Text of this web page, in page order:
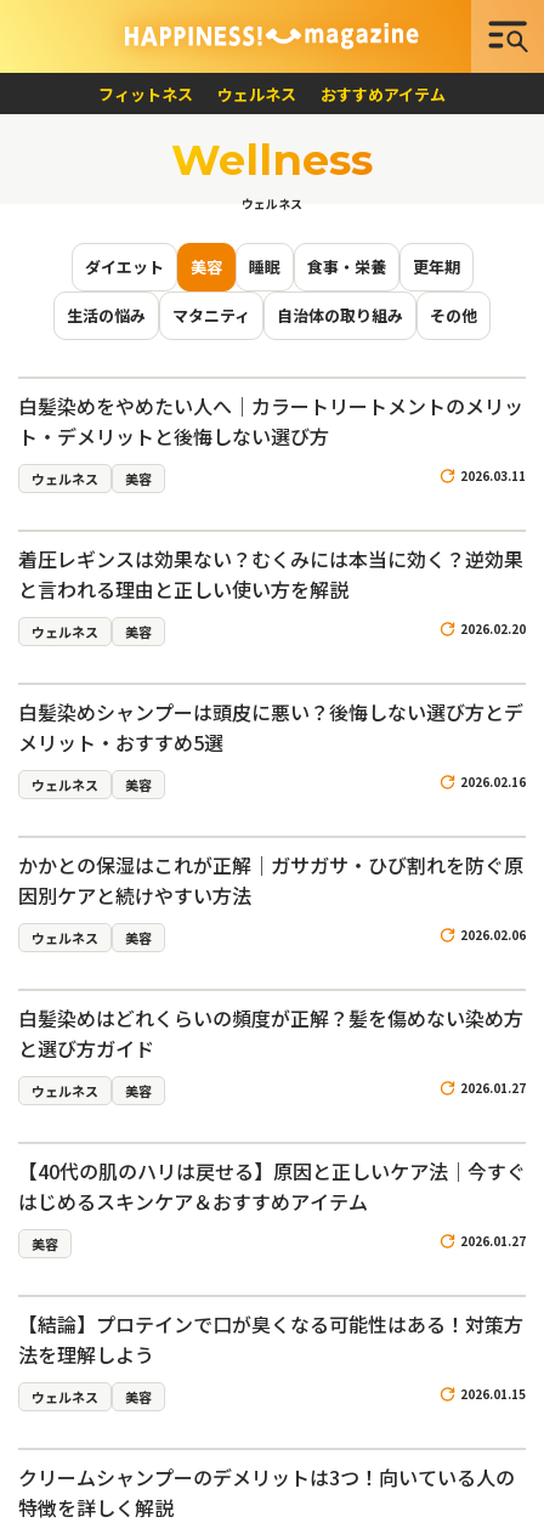
フィットネス ウェルネス おすすめアイテム
Wellness
ウェルネス
ダイエット 美容 睡眠 食事・栄養 更年期
生活の悩み マタニティ 自治体の取り組み その他
白髪染めをやめたい人へ｜カラートリートメントのメリッ
ト・デメリットと後悔しない選び方
ウェルネス 美容 2026.03.11
着圧レギンスは効果ない？むくみには本当に効く？逆効果
と言われる理由と正しい使い方を解説
ウェルネス 美容 2026.02.20
白髪染めシャンプーは頭皮に悪い？後悔しない選び方とデ
メリット・おすすめ5選
ウェルネス 美容 2026.02.16
かかとの保湿はこれが正解｜ガサガサ・ひび割れを防ぐ原
因別ケアと続けやすい方法
ウェルネス 美容 2026.02.06
白髪染めはどれくらいの頻度が正解？髪を傷めない染め方
と選び方ガイド
ウェルネス 美容 2026.01.27
【40代の肌のハリは戻せる】原因と正しいケア法｜今すぐ
はじめるスキンケア＆おすすめアイテム
美容 2026.01.27
【結論】プロテインで口が臭くなる可能性はある！対策方
法を理解しよう
ウェルネス 美容 2026.01.15
クリームシャンプーのデメリットは3つ！向いている人の
特徴を詳しく解説